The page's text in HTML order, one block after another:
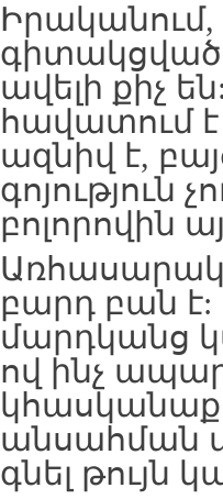
գիտակցված
ավելի քիչ
հավատում
ազնիվ է,
գոյություն
բոլորովին
բարդ բան
մարդկանց
ով ինչ
կհասկանաք
անսահման
գնել թույն